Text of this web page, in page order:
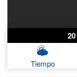
20
Tiempo